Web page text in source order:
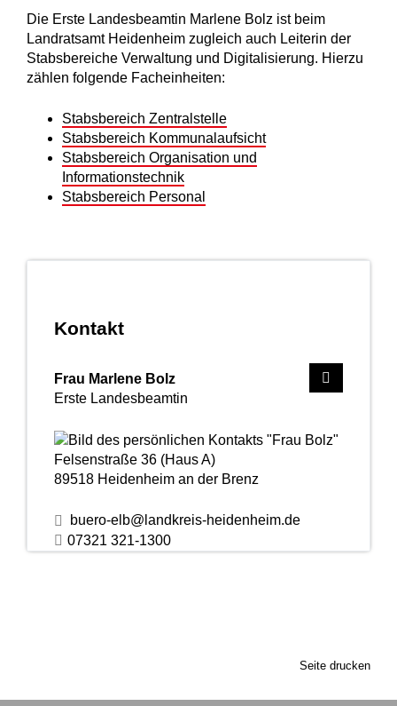
Kontakt
Frau Marlene Bolz
Erste Landesbeamtin
Felsenstraße 36 (Haus A)
89518 Heidenheim an der Brenz
buero-elb@landkreis-heidenheim.de
07321 321-1300
Die Erste Landesbeamtin Marlene Bolz ist beim
Landratsamt Heidenheim zugleich auch Leiterin der
Stabsbereiche Verwaltung und Digitalisierung. Hierzu
zählen folgende Facheinheiten:
Stabsbereich Zentralstelle
Stabsbereich Kommunalaufsicht
Stabsbereich Organisation und
Informationstechnik
Stabsbereich Personal
Seite drucken